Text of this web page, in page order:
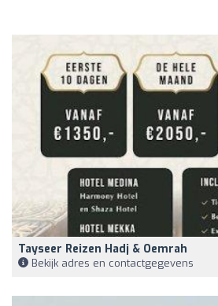
Tayseer Reizen Hadj & Oemrah
Bekijk adres en contactgegevens